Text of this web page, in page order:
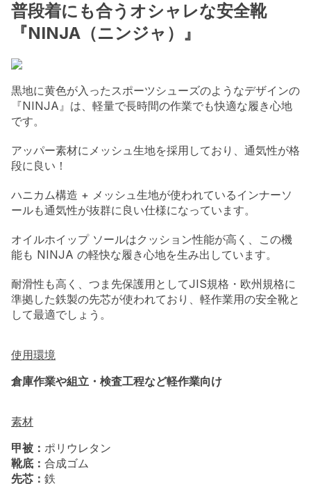
普段着にも合うオシャレな安全靴
『NINJA（ニンジャ）』
黒地に黄色が入ったスポーツシューズのようなデザインの
『NINJA』は、軽量で長時間の作業でも快適な履き心地
です。
アッパー素材にメッシュ生地を採用しており、通気性が格
段に良い！
ハニカム構造 + メッシュ生地が使われているインナーソ
ールも通気性が抜群に良い仕様になっています。
オイルホイップ ソールはクッション性能が高く、この機
能も NINJA の軽快な履き心地を生み出しています。
耐滑性も高く、つま先保護用としてJIS規格・欧州規格に
準拠した鉄製の先芯が使われており、軽作業用の安全靴と
して最適でしょう。
使用環境
倉庫作業や組立・検査工程など軽作業向け
素材
甲被： ポリウレタン
靴底： 合成ゴム
先芯： 鉄